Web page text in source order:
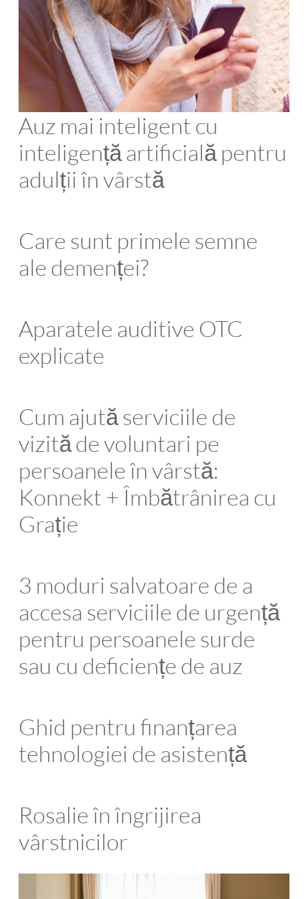
Auz mai inteligent cu
inteligență artificială pentru
adulții în vârstă
Care sunt primele semne
ale demenței?
Aparatele auditive OTC
explicate
Cum ajută serviciile de
vizită de voluntari pe
persoanele în vârstă:
Konnekt + Îmbătrânirea cu
Grație
3 moduri salvatoare de a
accesa serviciile de urgență
pentru persoanele surde
sau cu deficiențe de auz
Ghid pentru finanțarea
tehnologiei de asistență
Rosalie în îngrijirea
vârstnicilor